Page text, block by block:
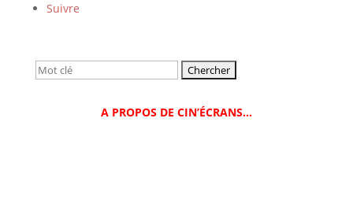
Suivre
Rechercher:
A PROPOS DE CIN’ÉCRANS…